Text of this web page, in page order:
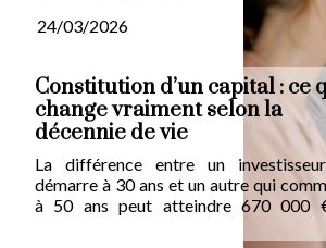
24/03/2026
Constitution d’un capital : ce
change vraiment selon la
décennie de vie
La différence entre un
démarre à 30 ans et un autre qui
à 50 ans peut atteindre 670 000
facteur déterminant n’est ni le revenu